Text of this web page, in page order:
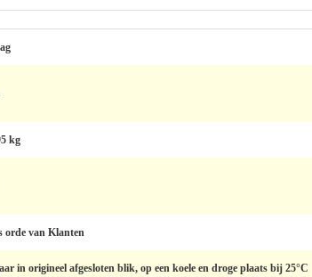
kg
orde van Klanten
in origineel afgesloten blik, op een koele en droge plaats bij 25°C